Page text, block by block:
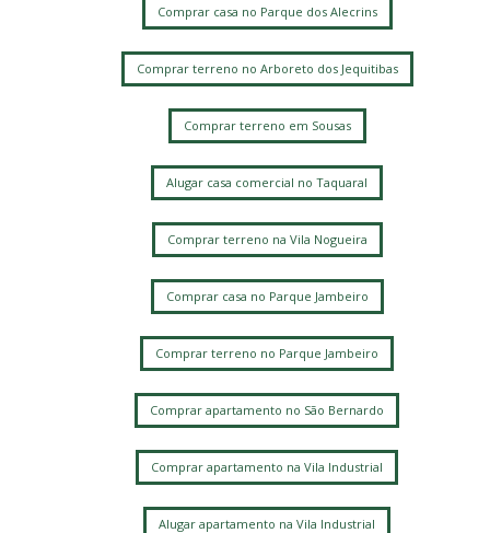
Comprar casa no Parque dos Alecrins
Comprar terreno no Arboreto dos Jequitibas
Comprar terreno em Sousas
Alugar casa comercial no Taquaral
Comprar terreno na Vila Nogueira
Comprar casa no Parque Jambeiro
Comprar terreno no Parque Jambeiro
Comprar apartamento no São Bernardo
Comprar apartamento na Vila Industrial
Alugar apartamento na Vila Industrial